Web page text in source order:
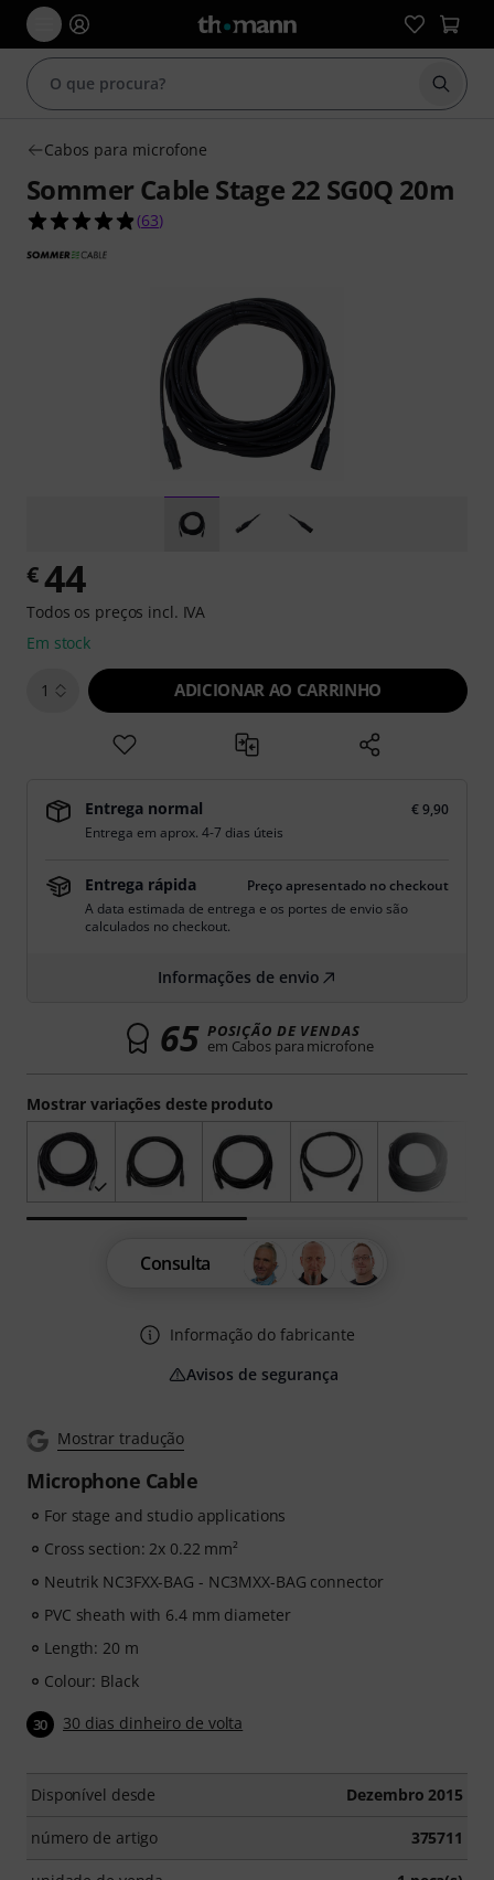
Iniciar
Cabos para microfone
Sommer Cable Stage 22 SG0Q 20m
4.8 de 5 estrelas de 63 avaliações de clientes
(63)
Mostrar tradução
Microphone Cable
For stage and studio applications
Cross section: 2x 0.22 mm²
Neutrik NC3FXX-BAG - NC3MXX-BAG connector
PVC sheath with 6.4 mm diameter
Length: 20 m
Colour: Black
30 30 dias dinheiro de volta
Disponível desde Dezembro 2015
número de artigo 375711
Mostrar variações deste produto
€44
Todos os preços incl. IVA
Em stock
1 ADICIONAR AO CARRINHO
Entrega normal
€ 9,90
Entrega em aprox. 4-7 dias úteis
Entrega rápida
Preço apresentado no checkout
A data estimada de entrega e os portes de envio são
calculados no checkout.
Informações de envio
65 POSIÇÃO DE VENDAS
em Cabos para microfone
Consulta
Informação do fabricante
Avisos de segurança